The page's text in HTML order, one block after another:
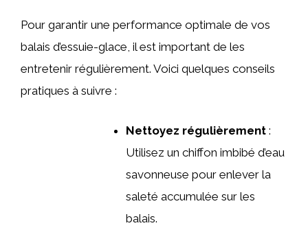
Pour garantir une performance optimale de vos
balais d’essuie-glace, il est important de les
entretenir régulièrement. Voici quelques conseils
pratiques à suivre :
Nettoyez régulièrement :
Utilisez un chiffon imbibé d’eau
savonneuse pour enlever la
saleté accumulée sur les
balais.